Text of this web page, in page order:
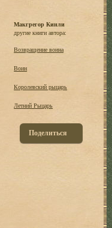
Макгрегор Кинли
другие книги автора:
Возвращение воина
Воин
Королевский рыцарь
Летний Рыцарь
Поделиться